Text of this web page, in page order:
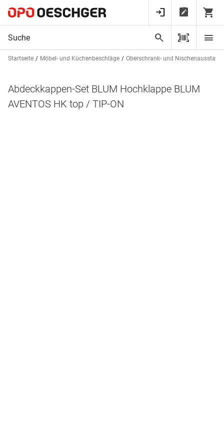
Startseite Möbel- und Küchenbeschläge Oberschrank- und
Abdeckkappen-Set BLUM Hochklappe BLUM
AVENTOS HK top / TIP-ON